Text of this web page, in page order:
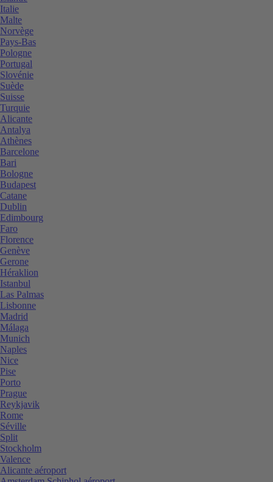
Italie
Malte
Norvège
Pays-Bas
Pologne
Portugal
Slovénie
Suède
Suisse
Turquie
Alicante
Antalya
Athènes
Barcelone
Bari
Bologne
Budapest
Catane
Dublin
Edimbourg
Faro
Florence
Genève
Gerone
Héraklion
Istanbul
Las Palmas
Lisbonne
Madrid
Málaga
Munich
Naples
Nice
Pise
Porto
Prague
Reykjavik
Rome
Séville
Split
Stockholm
Valence
Alicante aéroport